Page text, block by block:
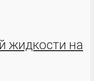
жидкости на